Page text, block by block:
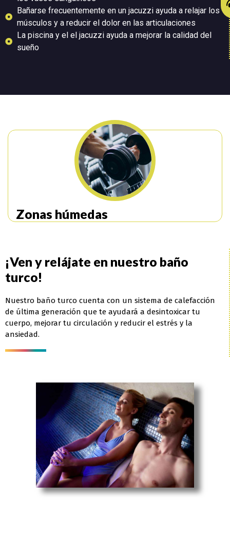
Bañarse frecuentemente en un jacuzzi ayuda a relajar los
músculos y a reducir el dolor en las articulaciones
La piscina y el el jacuzzi ayuda a mejorar la calidad del
sueño
Zonas húmedas
¡Ven y relájate en nuestro baño
turco!
Nuestro baño turco cuenta con un sistema de calefacción
de última generación que te ayudará a desintoxicar tu
cuerpo, mejorar tu circulación y reducir el estrés y la
ansiedad.